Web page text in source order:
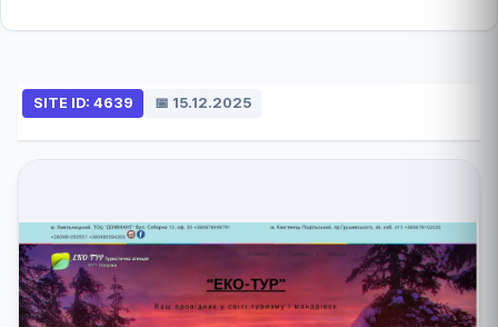
SITE ID: 4639 📅 15.12.2025